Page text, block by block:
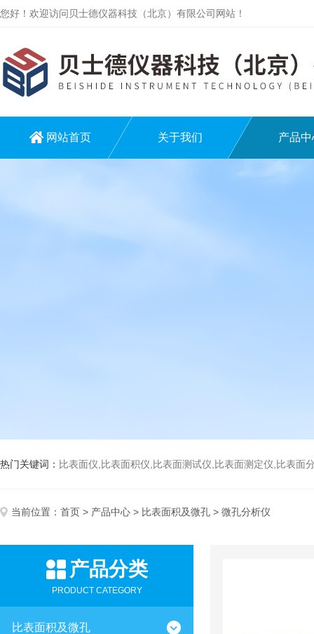
您好！欢迎访问贝士德仪器科技（北京）有限公司网站！
网站首页 关于我们 产品中
热门关键词： 比表面仪,比表面积仪,比表面测试仪,比表面测定仪,比表面分析仪,比表
当前位置： 首页 > 产品中心 > 比表面积及微孔 > 微孔分析仪
产品分类
PRODUCT CATEGORY
比表面积及微孔